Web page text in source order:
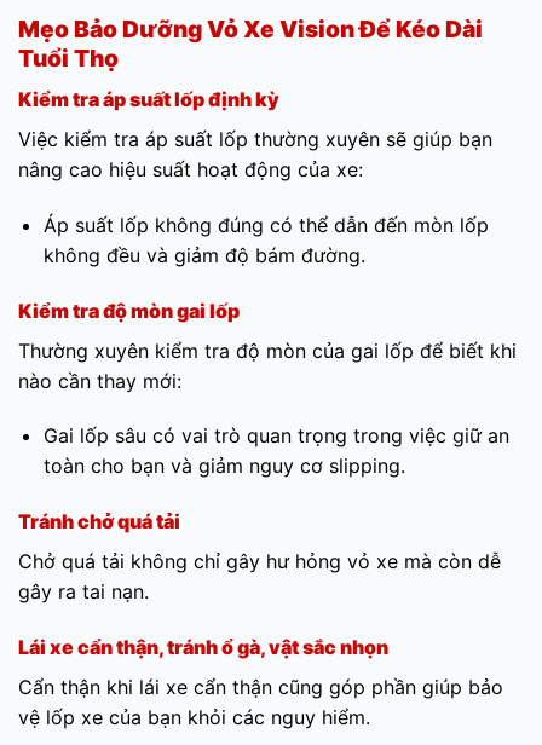
Mẹo Bảo Dưỡng Vỏ Xe Vision Để Kéo Dài
Tuổi Thọ
Kiểm tra áp suất lốp định kỳ
Việc kiểm tra áp suất lốp thường xuyên sẽ giúp bạn
nâng cao hiệu suất hoạt động của xe:
Áp suất lốp không đúng có thể dẫn đến mòn lốp
không đều và giảm độ bám đường.
Kiểm tra độ mòn gai lốp
Thường xuyên kiểm tra độ mòn của gai lốp để biết khi
nào cần thay mới:
Gai lốp sâu có vai trò quan trọng trong việc giữ an
toàn cho bạn và giảm nguy cơ slipping.
Tránh chở quá tải
Chở quá tải không chỉ gây hư hỏng vỏ xe mà còn dễ
gây ra tai nạn.
Lái xe cẩn thận, tránh ổ gà, vật sắc nhọn
Cẩn thận khi lái xe cẩn thận cũng góp phần giúp bảo
vệ lốp xe của bạn khỏi các nguy hiểm.